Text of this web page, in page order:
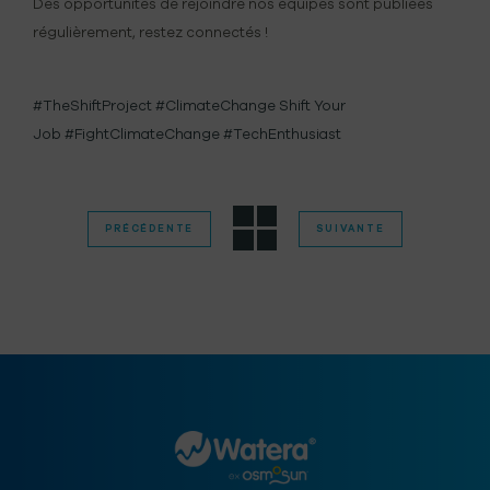
Des opportunités de rejoindre nos équipes sont publiées
régulièrement, restez connectés !
#TheShiftProject #ClimateChange Shift Your
Job #FightClimateChange#TechEnthusiast
PRÉCÉDENTE SUIVANTE